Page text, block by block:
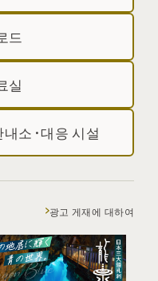
드
실
소·대응 시설
광고 게재에 대하여